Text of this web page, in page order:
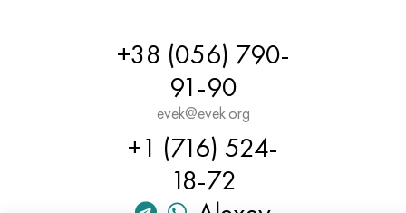
+38 (056) 790-
91-90
evek@evek.org
+1 (716) 524-
18-72